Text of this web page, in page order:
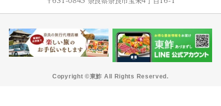
Copyright ©東鮓 All Rights Reserved.